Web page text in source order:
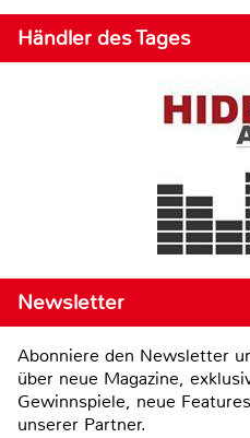
Händler des Tages
Newsletter
Abonniere den Newsletter
über neue Magazine,
Gewinnspiele, neue
unserer Partner.